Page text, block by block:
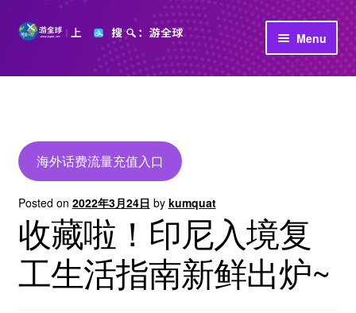
Skip
Skip
Menu
首页
公司介绍
海外话费流量充值入口
Posted on 2022年3月24日 by kumquat
收藏啦！印尼入境复
工生活指南新鲜出炉~